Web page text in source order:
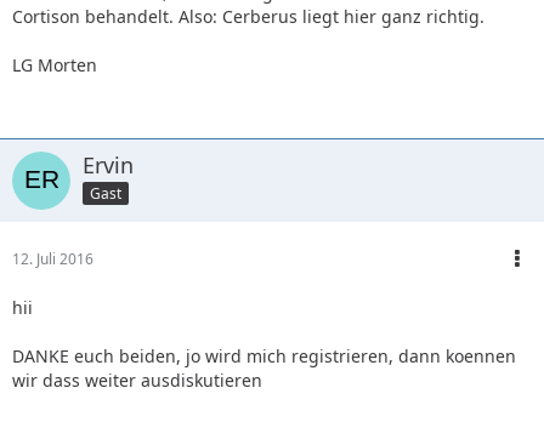
Cortison behandelt. Also: Cerberus liegt hier ganz richtig.
LG Morten
Ervin
Gast
12. Juli 2016
hii
DANKE euch beiden, jo wird mich registrieren, dann koennen
wir dass weiter ausdiskutieren